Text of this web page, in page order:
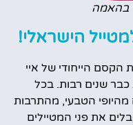
בהאמה
הישראלי!
הקסם הייחודי של איי
שנים רבות. בכל
הטבעי, מהתרבות
את פני המטיילים